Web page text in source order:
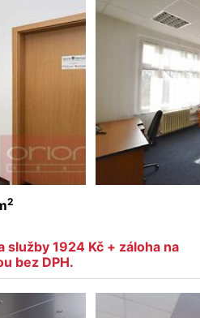
2
služby 1924 Kč + záloha na
bez DPH.